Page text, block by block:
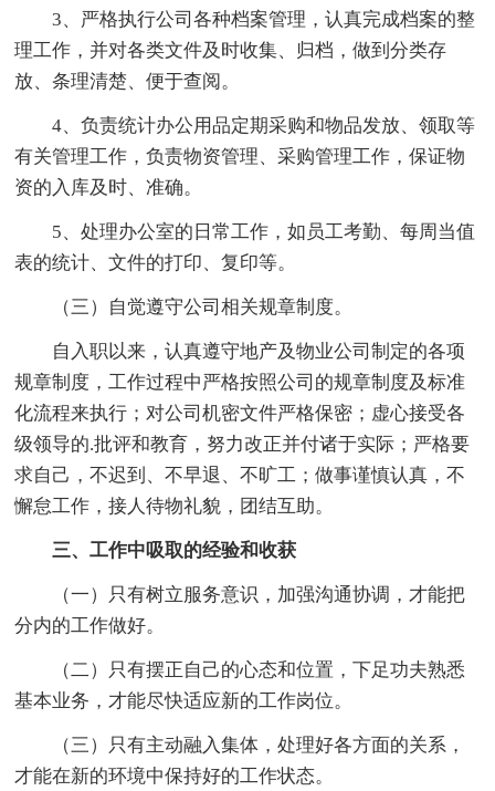
3、严格执行公司各种档案管理，认真完成档案的整
理工作，并对各类文件及时收集、归档，做到分类存
放、条理清楚、便于查阅。
4、负责统计办公用品定期采购和物品发放、领取等
有关管理工作，负责物资管理、采购管理工作，保证物
资的入库及时、准确。
5、处理办公室的日常工作，如员工考勤、每周当值
表的统计、文件的打印、复印等。
（三）自觉遵守公司相关规章制度。
自入职以来，认真遵守地产及物业公司制定的各项
规章制度，工作过程中严格按照公司的规章制度及标准
化流程来执行；对公司机密文件严格保密；虚心接受各
级领导的.批评和教育，努力改正并付诸于实际；严格要
求自己，不迟到、不早退、不旷工；做事谨慎认真，不
懈怠工作，接人待物礼貌，团结互助。
三、工作中吸取的经验和收获
（一）只有树立服务意识，加强沟通协调，才能把
分内的工作做好。
（二）只有摆正自己的心态和位置，下足功夫熟悉
基本业务，才能尽快适应新的工作岗位。
（三）只有主动融入集体，处理好各方面的关系，
才能在新的环境中保持好的工作状态。